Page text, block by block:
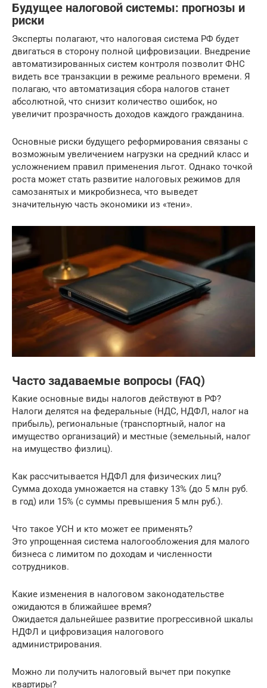
Будущее налоговой системы: прогнозы и
риски
Эксперты полагают, что налоговая система РФ будет
двигаться в сторону полной цифровизации. Внедрение
автоматизированных систем контроля позволит ФНС
видеть все транзакции в режиме реального времени. Я
полагаю, что автоматизация сбора налогов станет
абсолютной, что снизит количество ошибок, но
увеличит прозрачность доходов каждого гражданина.
Основные риски будущего реформирования связаны с
возможным увеличением нагрузки на средний класс и
усложнением правил применения льгот. Однако точкой
роста может стать развитие налоговых режимов для
самозанятых и микробизнеса, что выведет
значительную часть экономики из «тени».
Часто задаваемые вопросы (FAQ)
Какие основные виды налогов действуют в РФ?
Налоги делятся на федеральные (НДС, НДФЛ, налог на
прибыль), региональные (транспортный, налог на
имущество организаций) и местные (земельный, налог
на имущество физлиц).
Как рассчитывается НДФЛ для физических лиц?
Сумма дохода умножается на ставку 13% (до 5 млн руб.
в год) или 15% (с суммы превышения 5 млн руб.).
Что такое УСН и кто может ее применять?
Это упрощенная система налогообложения для малого
бизнеса с лимитом по доходам и численности
сотрудников.
Какие изменения в налоговом законодательстве
ожидаются в ближайшее время?
Ожидается дальнейшее развитие прогрессивной шкалы
НДФЛ и цифровизация налогового
администрирования.
Можно ли получить налоговый вычет при покупке
квартиры?